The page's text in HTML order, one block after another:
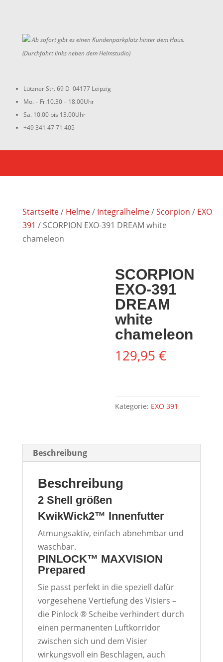
Ab sofort gibt es einen Kundenparkplatz hinter dem Haus.
(Durchfahrt links neben dem Helmstudio)
Lützner Str. 69 D 04177 Leipzig
Mo. – Fr.10.30 – 18.00Uhr
Sa. 10.00 bis 13.00Uhr
+49 341 47 71 405
Startseite/ Helme/ Integralhelme/Scorpion / EXO
391 / SCORPION EXO-391 DREAM white
chameleon
SCORPION
EXO-391
DREAM
white
chameleon
129,95€
Kategorie: EXO 391
Beschreibung
Beschreibung
2 Shell größen
KwikWick2™ Innenfutter
Atmungsaktiv, einfach abnehmbar und
waschbar.
PINLOCK™ MAXVISION
Prepared
Sie passt perfekt in die speziell dafür
vorgesehene Vertiefung des Visiers –
die Pinlock ® Scheibe verhindert durch
einen permanenten Luftkorridor
zwischen sich und dem Visier
wirkungsvoll ein Beschlagen, auch